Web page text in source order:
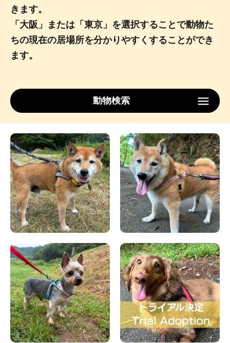
きます。
「大阪」または「東京」を選択することで動物た
ちの現在の居場所を分かりやすくすることができ
ます。
動物検索
サイズ 性別
ロケーション
検索する